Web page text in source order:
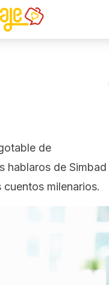
de
hablaros de Simbad
milenarios.